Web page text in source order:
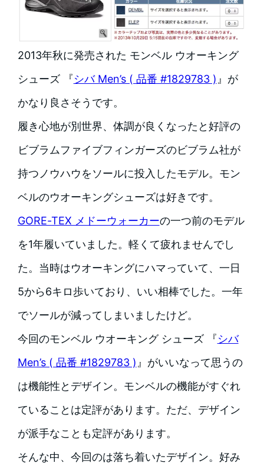
2013年秋に発売された モンベル ウオーキング
シューズ 『シバ Men’s ( 品番 #1829783 )』が
かなり良さそうです。
履き心地が別世界、体調が良くなったと好評の
ビブラムファイブフィンガーズのビブラム社が
持つノウハウをソールに投入したモデル。 モン
ベルのウオーキングシューズは好きです。
GORE-TEX メドーウォーカーの一つ前のモデル
を1年履いていました。軽くて疲れませんでし
た。当時はウオーキングにハマっていて、一日
5から6キロ歩いており、いい相棒でした。一年
でソールが減ってしまいましたけど。
今回のモンベル ウオーキング シューズ 『シバ
Men’s ( 品番 #1829783 )』がいいなって思うの
は機能性とデザイン。モンベルの機能がすぐれ
ていることは定評があります。ただ、デザイン
が派手なことも定評があります。
そんな中、今回のは落ち着いたデザイン。好み